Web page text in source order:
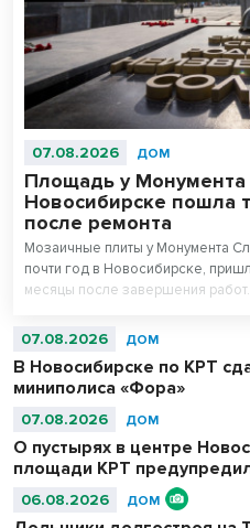
07.08.2026 ДОМ
Площадь у
Новосибирске пошла
после ремонта
Мозаичные плиты у Монумента
почти год в Новосибирске,
месяцы после завершения
07.08.2026 ДОМ
В Новосибирске по КРТ
миниполиса «Фора»
07.08.2026 ДОМ
О пустырях в центре
площади КРТ
06.08.2026 ДОМ